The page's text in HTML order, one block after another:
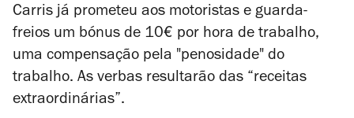
Carris já prometeu aos motoristas e guarda-
freios um bónus de 10€ por hora de trabalho,
uma compensação pela "penosidade" do
trabalho. As verbas resultarão das “receitas
extraordinárias”.